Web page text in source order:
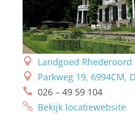
Landgoed Rhederoord
Parkweg 19, 6994CM,
026 – 49 59 104
Bekijk locatiewebsite